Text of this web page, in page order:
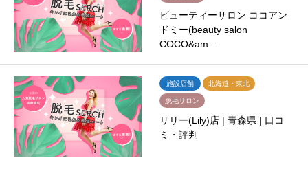
ビューティーサロン ココアン
ドミー(beauty salon
COCO&am…
施設店舗 北海道・東北
脱毛サロン
リリー(Lily)店 | 青森県 | 口コ
ミ・評判